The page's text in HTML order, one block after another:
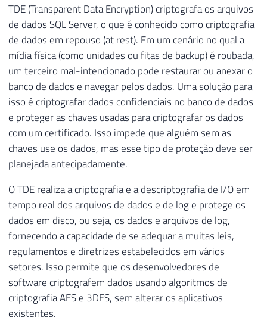
26
27
28
29
31
( N'Sydney Bennett', N'1973-11-
( N'Chloe Young', N'1984-08-26T00:00:00'
( N'Wyatt Hill', N '1984-10-25T00:00:00'
(
'Shannon Wang' N '1949-12-24T00:00:00'
'Clarence Rai' '1955-10-06T00:00:00'
(
N 'Luke Lal' N '1983-09-04T00:00:00' N
TDE (Transparent Data Encryption) criptografa os arquivos
de dados SQL Server, o que é conhecido como criptografia
de dados em repouso (at rest). Em um cenário no qual a
mídia física (como unidades ou fitas de backup) é roubada,
um terceiro mal-intencionado pode restaurar ou anexar o
banco de dados e navegar pelos dados. Uma solução para
isso é criptografar dados confidenciais no banco de dados
e proteger as chaves usadas para criptografar os dados
com um certificado. Isso impede que alguém sem as
chaves use os dados, mas esse tipo de proteção deve ser
planejada antecipadamente.
O TDE realiza a criptografia e a descriptografia de I/O em
tempo real dos arquivos de dados e de log e protege os
dados em disco, ou seja, os dados e arquivos de log,
fornecendo a capacidade de se adequar a muitas leis,
regulamentos e diretrizes estabelecidos em vários
setores. Isso permite que os desenvolvedores de
software criptografem dados usando algoritmos de
criptografia AES e 3DES, sem alterar os aplicativos
existentes.